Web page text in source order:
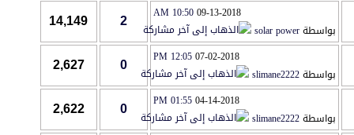
09-13-2018
10:50 AM
بواسطةsolar power
2
14,149
07-02-2018
12:05 PM
بواسطةslimane2222
0
2,627
04-14-2018
01:55 PM
بواسطةslimane2222
0
2,622